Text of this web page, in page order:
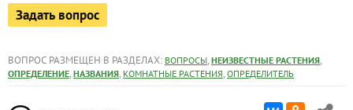
Задать вопрос
ВОПРОС РАЗМЕЩЕН В РАЗДЕЛАХ: ВОПРОСЫ, НЕИЗВЕСТНЫЕ РАСТЕНИЯ,
ОПРЕДЕЛЕНИЕ, НАЗВАНИЯ, КОМНАТНЫЕ РАСТЕНИЯ, ОПРЕДЕЛИТЕЛЬ